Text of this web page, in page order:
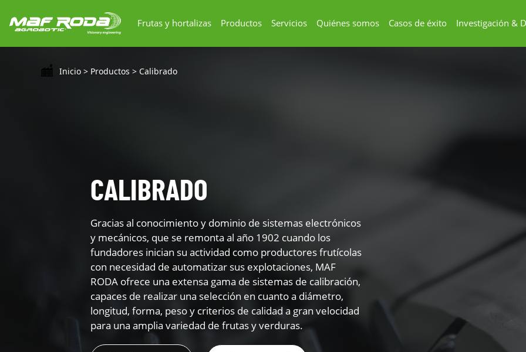
Frutas y hortalizas Productos Servicios Quiénes somos Casos de éxito Investigación &
Inicio > Productos > Calibrado
CALIBRADO
Gracias al conocimiento y dominio de sistemas electrónicos
y mecánicos, que se remonta al año 1902 cuando los
fundadores inician su actividad como productores frutícolas
con necesidad de automatizar sus explotaciones, MAF
RODA ofrece una extensa gama de sistemas de calibración,
capaces de realizar una selección en cuanto a diámetro,
longitud, forma, peso y criterios de calidad a gran velocidad
para una amplia variedad de frutas y verduras.